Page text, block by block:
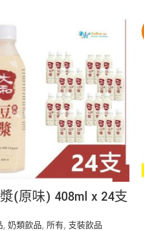
(原味) 408ml x 24支
奶類飲品 所有, 支裝飲品